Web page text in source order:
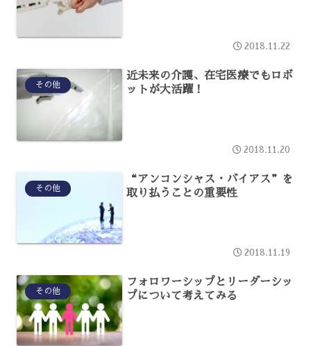
2018.11.22
その他
近未来の介護、在宅医療でもロボ
ットが大活躍！
2018.11.20
その他
“アンコンシャス・バイアス”を
取り払うことの重要性
2018.11.19
その他
フォロワーシップとリーダーシッ
プについて考えてみる